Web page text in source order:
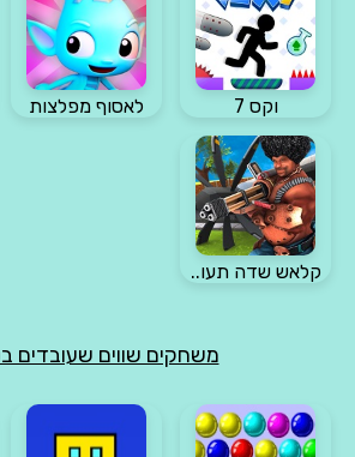
וקס 7 לאסוף מפלצות
קלאש שדה תעו..
משחקים שווים שעובדים